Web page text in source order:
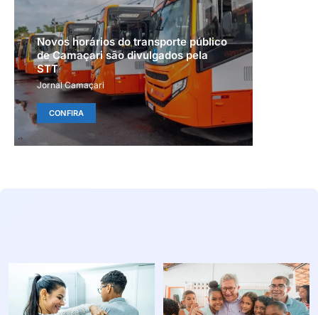
Novos horários do transporte público
de Camaçari são divulgados pela
STT
Jornal Camaçari
CONFIRA